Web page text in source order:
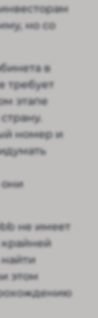
но со
в
требует
этапе
номер и
не имеет
этом